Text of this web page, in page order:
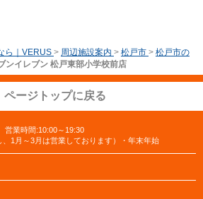
ら｜VERUS > 周辺施設案内 > 松戸市 > 松戸市の
ンイレブン 松戸東部小学校前店
ページトップに戻る
営業時間:10:00～19:30
1月～3月は営業しております）・年末年始